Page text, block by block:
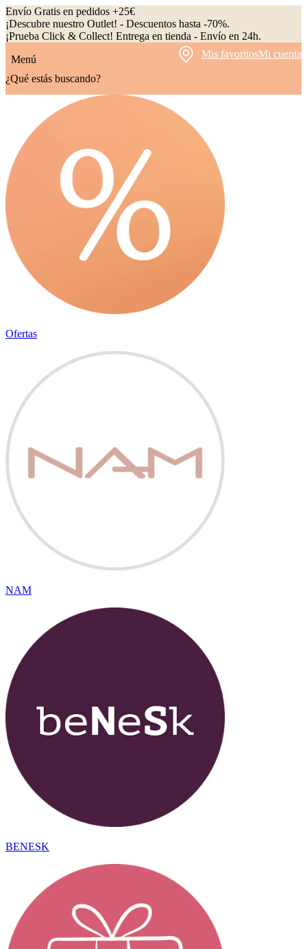
Envío Gratis en pedidos +25€
¡Descubre nuestro Outlet! - Descuentos hasta -70%.
¡Prueba Click & Collect! Entrega en tienda - Envío en 24h.
Menú
Mis favoritosMi cuenta
¿Qué estás buscando?
Ofertas
NAM
BENESK